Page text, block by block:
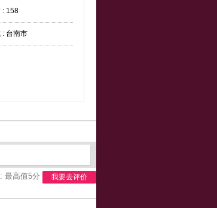
: 158
: 台南市
最高值5分 我要去评价